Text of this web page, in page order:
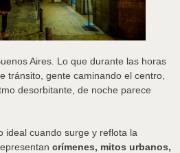
Aires. Lo que durante las horas
tránsito, gente caminando el centro,
desorbitante, de noche parece
ideal cuando surge y reflota la
crímenes, mitos urbanos,